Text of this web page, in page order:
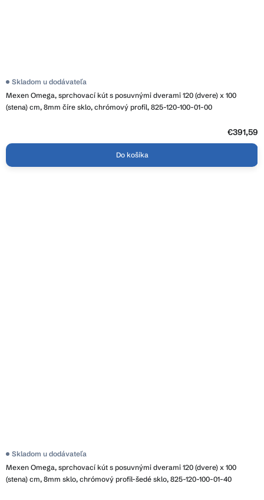
Mexen Omega, sprchovací kút s posuvnými dverami 120 (dvere) x 100
(stena) cm, 8mm číre sklo, chrómový profil, 825-120-100-01-00
Skladom u dodávateľa
€391,59
Do košíka
Mexen Omega, sprchovací kút s posuvnými dverami 120 (dvere) x 100
(stena) cm, 8mm sklo, chrómový profil-šedé sklo, 825-120-100-01-40
Skladom u dodávateľa